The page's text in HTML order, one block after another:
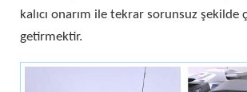
kalıcı onarım ile tekrar sorunsuz şekilde
getirmektir.